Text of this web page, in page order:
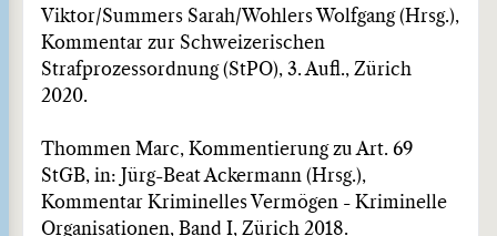
Viktor/Summers Sarah/Wohlers Wolfgang (Hrsg.),
Kommentar zur Schweizerischen
Strafprozessordnung (StPO), 3. Aufl., Zürich
2020.
Thommen Marc, Kommentierung zu Art. 69
StGB, in: Jürg-Beat Ackermann (Hrsg.),
Kommentar Kriminelles Vermögen - Kriminelle
Organisationen, Band I, Zürich 2018.